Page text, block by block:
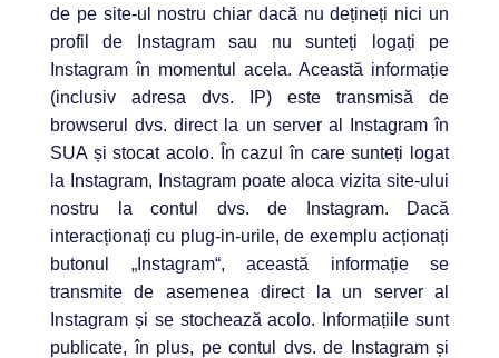
de pe site-ul nostru chiar dacă nu dețineți nici un
profil de Instagram sau nu sunteți logați pe
Instagram în momentul acela. Această informație
(inclusiv adresa dvs. IP) este transmisă de
browserul dvs. direct la un server al Instagram în
SUA și stocat acolo. În cazul în care sunteți logat
la Instagram, Instagram poate aloca vizita site-ului
nostru la contul dvs. de Instagram. Dacă
interacționați cu plug-in-urile, de exemplu acționați
butonul „Instagram“, această informație se
transmite de asemenea direct la un server al
Instagram și se stochează acolo. Informațiile sunt
publicate, în plus, pe contul dvs. de Instagram și